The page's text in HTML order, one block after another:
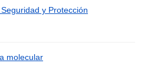
y Protección
molecular